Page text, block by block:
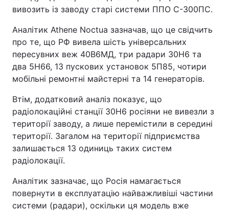
вивозить із заводу старі системи ППО С-300ПС.
Аналітик Athene Noctua зазначав, що це свідчить
про те, що РФ вивела шість універсальних
пересувних веж 40В6МД, три радари 30Н6 та
два 5Н66, 13 пускових установок 5П85, чотири
мобільні ремонтні майстерні та 14 генераторів.
Втім, додатковий аналіз показує, що
радіолокаційні станції 30Н6 росіяни не вивезли з
території заводу, а лише перемістили в середині
території. Загалом на території підприємства
залишається 13 одиниць таких систем
радіолокації.
Аналітик зазначає, що Росія намагається
повернути в експлуатацію найважливіші частини
системи (радари), оскільки ця модель вже